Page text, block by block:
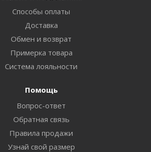
Способы оплаты
Доставка
Обмен и возврат
Примерка товара
Система лояльности
Помощь
Вопрос-ответ
Обратная связь
Правила продажи
Узнай свой размер